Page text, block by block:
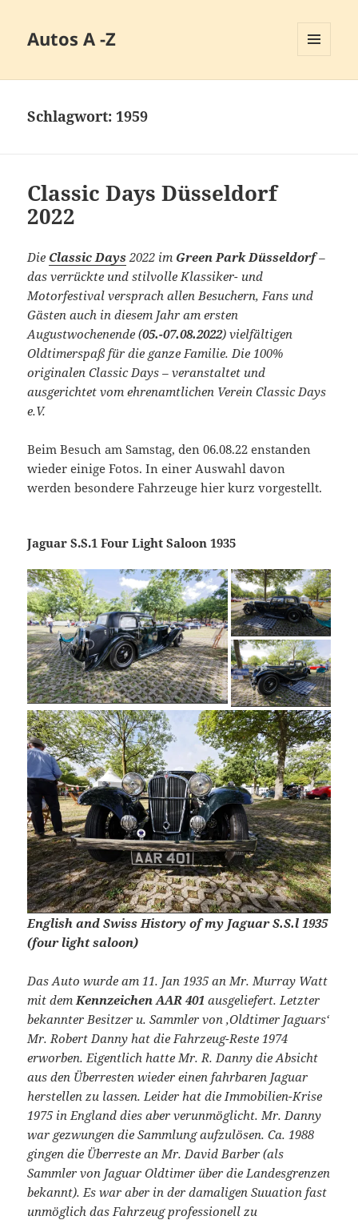
Autos A -Z
Schlagwort: 1959
Classic Days Düsseldorf
2022
Die Classic Days2022 im Green Park Düsseldorf–
das verrückte und stilvolle Klassiker- und
Motorfestival versprach allen Besuchern, Fans und
Gästen auch in diesem Jahr am ersten
Augustwochenende (05.-07.08.2022) vielfältigen
Oldtimerspaß für die ganze Familie. Die 100%
originalen Classic Days – veranstaltet und
ausgerichtet vom ehrenamtlichen Verein Classic Days
e.V.
Beim Besuch am Samstag, den 06.08.22 enstanden
wieder einige Fotos. In einer Auswahl davon
werden besondere Fahrzeuge hier kurz vorgestellt.
Jaguar S.S.1 Four Light Saloon 1935
English and Swiss History of my Jaguar S.S.l 1935
(four light saloon)
Das Auto wurde am 11. Jan 1935 an Mr. Murray Watt
mit dem Kennzeichen AAR 401 ausgeliefert. Letzter
bekannter Besitzer u. Sammler von ‚Oldtimer Jaguars‘
Mr. Robert Danny hat die Fahrzeug-Reste 1974
erworben. Eigentlich hatte Mr. R. Danny die Absicht
aus den Überresten wieder einen fahrbaren Jaguar
herstellen zu lassen. Leider hat die Immobilien-Krise
1975 in England dies aber verunmöglicht. Mr. Danny
war gezwungen die Sammlung aufzulösen. Ca. 1988
gingen die Überreste an Mr. David Barber (als
Sammler von Jaguar Oldtimer über die Landesgrenzen
bekannt). Es war aber in der damaligen Suuation fast
unmöglich das Fahrzeug professionell zu